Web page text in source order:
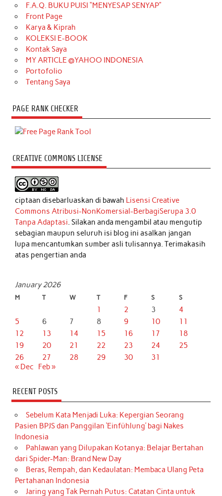
F.A.Q. BUKU PUISI “MENYESAP SENYAP”
Front Page
Karya & Kiprah
KOLEKSI E-BOOK
Kontak Saya
MY ARTICLE @YAHOO INDONESIA
Portofolio
Tentang Saya
PAGE RANK CHECKER
CREATIVE COMMONS LICENSE
ciptaan disebarluaskan di bawah Lisensi Creative
Commons Atribusi-NonKomersial-BerbagiSerupa 3.0
Tanpa Adaptasi . Silakan anda mengambil atau mengutip
sebagian maupun seluruh isi blog ini asalkan jangan
lupa mencantumkan sumber asli tulisannya. Terimakasih
atas pengertian anda
January 2026
M T W T F S S
1 2 3
4
5
6 7 8 9 10
11
12
13 14 15 16 17
18
19
20 21 22 23 24
25
26
27 28 29 30
31
« Dec
Feb »
RECENT POSTS
Sebelum Kata Menjadi Luka: Kepergian Seorang
Pasien BPJS dan Panggilan ‘Einfühlung’ bagi Nakes
Indonesia
Pahlawan yang Dilupakan Kotanya: Belajar Bertahan
dari Spider-Man: Brand New Day
Beras, Rempah, dan Kedaulatan: Membaca Ulang Peta
Pertahanan Indonesia
Jaring yang Tak Pernah Putus: Catatan Cinta untuk